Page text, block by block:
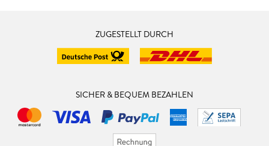
ZUGESTELLT DURCH
SICHER & BEQUEM BEZAHLEN